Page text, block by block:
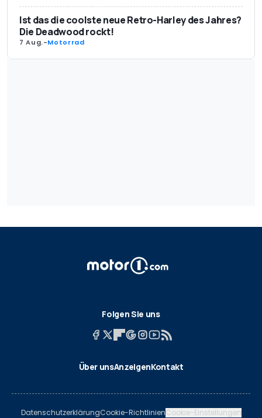
Ist das die coolste neue Retro-Harley des Jahres?
Die Deadwood rockt!
7 Aug.-Motorrad
Folgen Sie uns
Über unsAnzeigenKontakt
DatenschutzerklärungCookie-RichtlinienCookie-Einstellungen